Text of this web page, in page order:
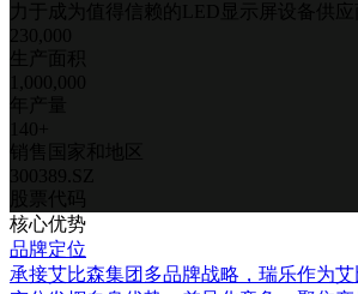
力于成为值得信赖的LED显示屏设备供应
230,000
生产面积
1,000,000
年产量
140+
销售国家和地区
300389.SZ
股票代码
核心优势
品牌定位
承接艾比森集团多品牌战略，瑞乐作为艾